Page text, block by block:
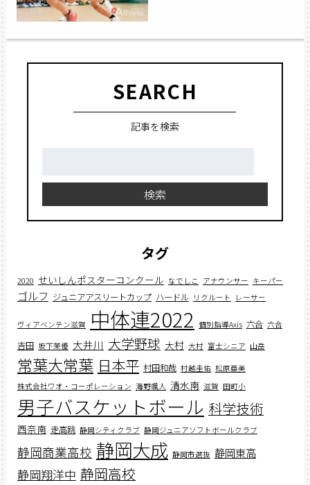
SEARCH
記事を検索
検索
タグ
2020 せいしんポスターコンクール なでしこ アナウンサー キーパー
ゴルフ ジュニアアスリートカップ ハードル リクルート レーサー
ヴィアベンテン滋賀 中体連2022 個別指導Axis 六合 六合
吉田 坂下茉優 大井川 大学野球 大村 大村 富士シニア 山岳
常葉大常葉 日本平 村田和哉 村越圭佑 松原亜美
株式会社ワオ・コーポレーション 海野颯人 清水南 滋賀 田町小
男子バスケットボール 科学技術
西奈南 走高跳 静岡シティクラブ 静岡ジュニアソフトボールクラブ
静岡商業高校 静岡大成 静岡市選抜 静岡東高
静岡翔洋中 静岡高校